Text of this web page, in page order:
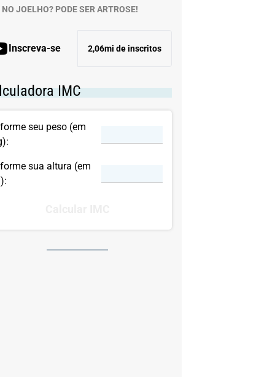
NO JOELHO? PODE SER ARTROSE!
Inscreva-se 2,06mi de inscritos
IMC
seu peso (em
sua altura (em